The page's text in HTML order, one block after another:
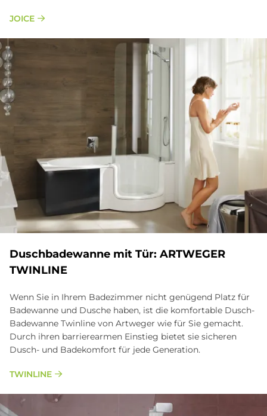
JOICE
Dusch­ba­de­wan­ne mit Tür: ART­WE­GER
TWIN­LI­NE
Wenn Sie in Ihrem Badezimmer nicht genügend Platz für
Badewanne und Dusche haben, ist die komfortable Dusch-
Badewanne Twinline von Artweger wie für Sie gemacht.
Durch ihren barrierearmen Einstieg bietet sie sicheren
Dusch- und Badekomfort für jede Generation.
TWINLINE